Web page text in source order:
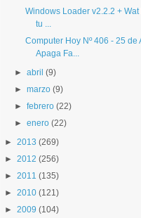
Windows Loader v2.2.2 +
tu ...
Computer Hoy Nº 406 - 25 de
Apaga Fa...
►abril (9)
►marzo (9)
►febrero (22)
►enero (22)
► 2013 (269)
► 2012 (256)
► 2011 (135)
► 2010 (121)
► 2009 (104)